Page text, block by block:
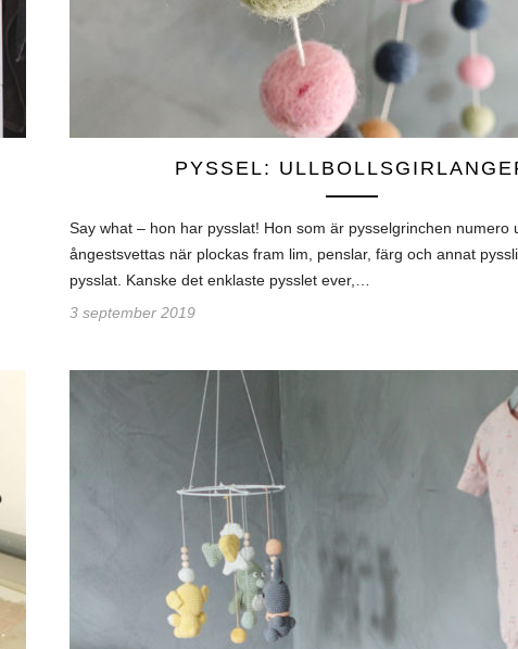
PYSSEL:
Say what – hon har pysslat! Hon som är pysselgrinchen numero
ångestsvettas när plockas fram lim, penslar, färg och annat
pysslat. Kanske det enklaste pysslet ever,…
3 september 2019